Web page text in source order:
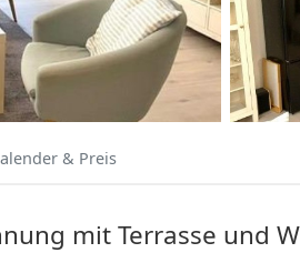
& Preis
mit Terrasse und